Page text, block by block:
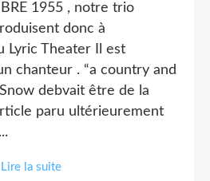
1955 , notre trio
donc à
Lyric Theater Il est
chanteur . “a country and
debvait être de la
paru ultérieurement
Lire la suite